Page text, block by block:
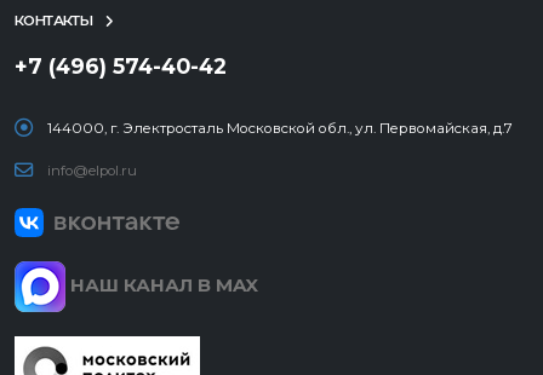
КОНТАКТЫ
+7 (496) 574-40-42
144000, г. Электросталь Московской обл., ул. Первомайская, д.7
info@elpol.ru
НАШ КАНАЛ В MAX